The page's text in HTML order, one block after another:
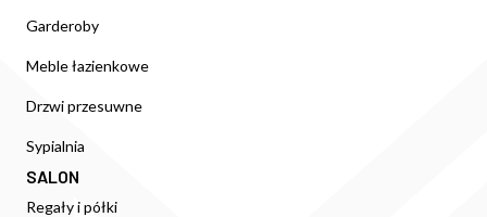
Garderoby
Meble łazienkowe
Drzwi przesuwne
Sypialnia
SALON
Regały i półki